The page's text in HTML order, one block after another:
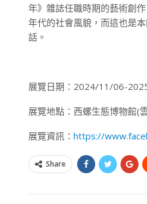
年》雜誌任職時期的藝術創
年代的社會風貌，而這也是
話。
展覽日期：2024/11/06-
展覽地點：西螺生態博物館(
展覽資訊： https://
Share